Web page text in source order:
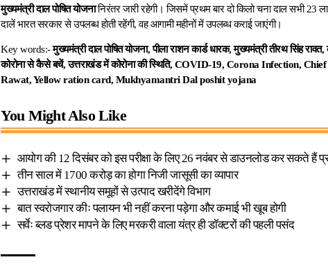
मुख्यमंत्री दाल पोषित योजनानिरंतर जारी रहेगी। जिसमें प्रथम बार दो किलो चना दाल सभी 23
दालें भारत सरकार से उपलब्ध होती रहेंगी, वह आगामी महीनों में उपलब्ध कराई जाएंगी।
Key words:-मुख्यमंत्री दाल पोषित योजना, पीला राशन कार्ड धारक, मुख्यमंत्री तीरथ सिंह रावत,
कोरोना से कैसे बचें, उत्तराखंड में कोरोना की स्थिति, COVID-19, Corona Infection,
Rawat, Yellow ration card, Mukhyamantri Dal poshit yojana
You Might Also Like
आयोग की 12 दिसंबर को इस परीक्षा के लिए 26 नवंबर से डाउनलोड कर सकते हैं
तीन साल में 1700 करोड़ का होगा निजी जासूसी का व्यापार
उत्तराखंड में स्थानीय समूहों से उत्पाद खरीदेंगे विभाग
बात स्वरोजगार कीः पलायन भी नहीं करना पड़ेगा और कमाई भी खूब होगी
सर्वेः ब्लड प्रेशर मापने के लिए मरकरी वाला यंत्र ही डॉक्टरों की पहली पसंद